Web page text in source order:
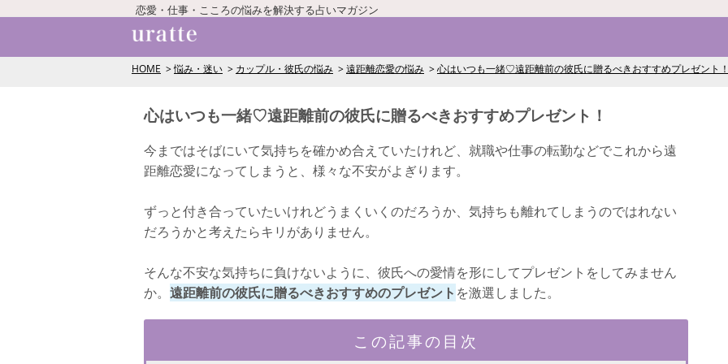
恋愛・仕事・こころの悩みを解決する占いマガジン
HOME 悩み・迷い カップル・彼氏の悩み 遠距離恋愛の悩み 心はいつも一緒♡遠距離前の彼氏に贈るべきおすすめプレゼント
心はいつも一緒♡遠距離前の彼氏に贈るべきおすすめプレゼント！
今まではそばにいて気持ちを確かめ合えていたけれど、就職や仕事の転勤などでこれから遠
距離恋愛になってしまうと、様々な不安がよぎります。
ずっと付き合っていたいけれどうまくいくのだろうか、気持ちも離れてしまうのではれない
だろうかと考えたらキリがありません。
そんな不安な気持ちに負けないように、彼氏への愛情を形にしてプレゼントをしてみません
か。 遠距離前の彼氏に贈るべきおすすめのプレゼント を激選しました。
この記事の目次